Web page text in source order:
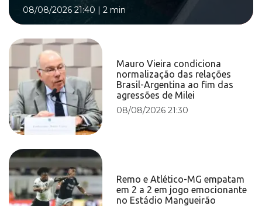
08/08/2026 21:40 | 2 min
Mauro Vieira condiciona
normalização das relações
Brasil-Argentina ao fim das
agressões de Milei
08/08/2026 21:30
Remo e Atlético-MG empatam
em 2 a 2 em jogo emocionante
no Estádio Mangueirão